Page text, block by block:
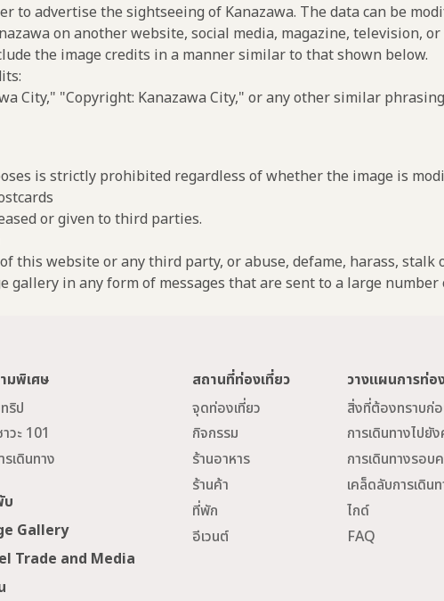
to advertise the sightseeing of Kanazawa. The data can be
on another website, social media, magazine, television,
the image credits in a manner similar to that shown below.
City," "Copyright: Kanazawa City," or any other similar
is strictly prohibited regardless of whether the image is
or given to third parties.
this website or any third party, or abuse, defame, harass, stalk
gallery in any form of messages that are sent to a large
มพิเศษ
ริป
วะ 101
เดินทาง
สถานที่ท่องเที่ยว
จุดท่องเที่ยว
กิจกรรม
ร้านอาหาร
ร้านค้า
ที่พัก
อีเวนต์
วางแผนการท่
สิ่งที่ต้องทราบก่
การเดินทางไปยั
การเดินทางรอบ
เคล็ดลับการเดิน
ไกด์
FAQ
Gallery
Trade and Media